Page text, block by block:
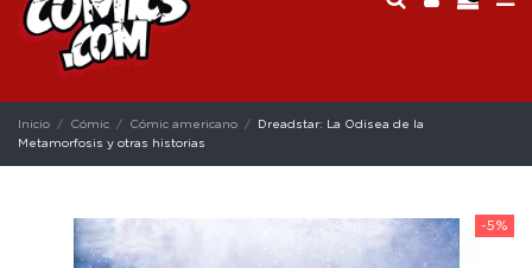
Inicio Cómic Cómic americano
Dreadstar: La Odisea de la
Metamorfosis y otras historias
-5%